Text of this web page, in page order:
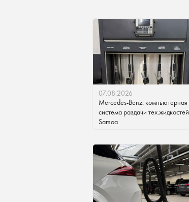
07.08.2026
Mercedes-Benz: компьютерная
система раздачи тех.жидкостей
Samoa